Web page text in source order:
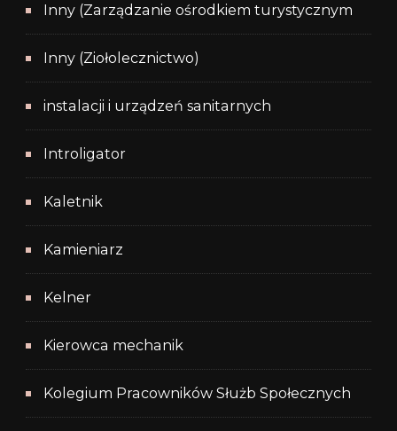
Inny (Zarządzanie ośrodkiem turystycznym
Inny (Ziołolecznictwo)
instalacji i urządzeń sanitarnych
Introligator
Kaletnik
Kamieniarz
Kelner
Kierowca mechanik
Kolegium Pracowników Służb Społecznych